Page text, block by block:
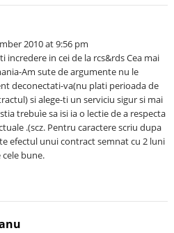
2010 at 9:56 pm
incredere in cei de la rcs&rds Cea mai
Am sute de argumente nu le
deconectati-va(nu plati perioada de
si alege-ti un serviciu sigur si mai
trebuìe sa isi ia o lectie de a respecta
.(scz. Pentru caractere scriu dupa
efectul unui contract semnat cu 2 luni
bune.